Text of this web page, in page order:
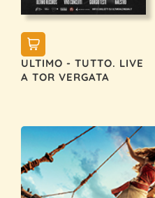
ULTIMO - TUTTO. LIVE
A TOR VERGATA